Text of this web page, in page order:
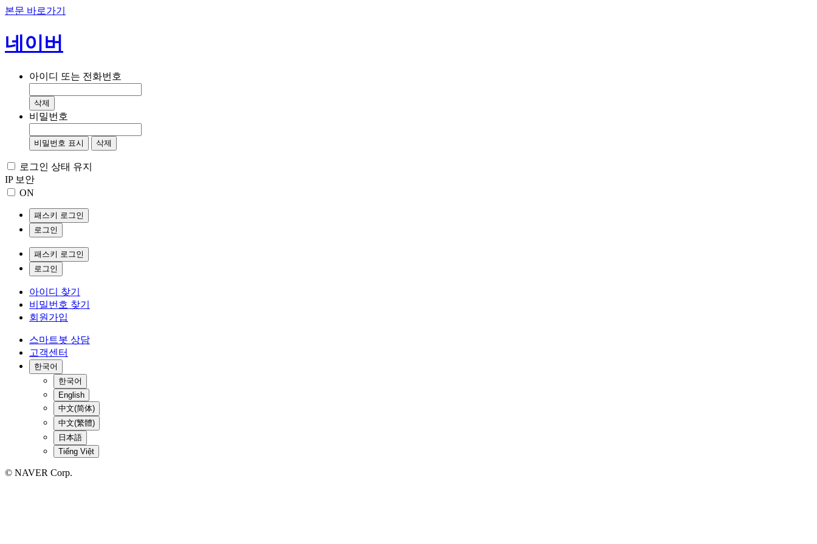
본문 바로가기
네이버
아이디 또는 전화번호
삭제
비밀번호
비밀번호 표시 삭제
로그인 상태 유지
IP 보안
ON
패스키 로그인
로그인
패스키 로그인
로그인
아이디 찾기
비밀번호 찾기
회원가입
스마트봇 상담
고객센터
한국어
한국어
English
中文(简体)
中文(繁體)
日本語
Tiếng Việt
© NAVER Corp.